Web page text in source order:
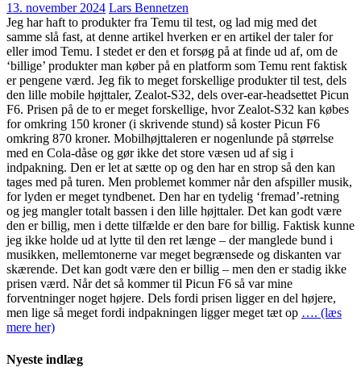
13. november 2024 Lars Bennetzen
Jeg har haft to produkter fra Temu til test, og lad mig med det
samme slå fast, at denne artikel hverken er en artikel der taler for
eller imod Temu. I stedet er den et forsøg på at finde ud af, om de
‘billige’ produkter man køber på en platform som Temu rent faktisk
er pengene værd. Jeg fik to meget forskellige produkter til test, dels
den lille mobile højttaler, Zealot-S32, dels over-ear-headsettet Picun
F6. Prisen på de to er meget forskellige, hvor Zealot-S32 kan købes
for omkring 150 kroner (i skrivende stund) så koster Picun F6
omkring 870 kroner. Mobilhøjttaleren er nogenlunde på størrelse
med en Cola-dåse og gør ikke det store væsen ud af sig i
indpakning. Den er let at sætte op og den har en strop så den kan
tages med på turen. Men problemet kommer når den afspiller musik,
for lyden er meget tyndbenet. Den har en tydelig ‘fremad’-retning
og jeg mangler totalt bassen i den lille højttaler. Det kan godt være
den er billig, men i dette tilfælde er den bare for billig. Faktisk kunne
jeg ikke holde ud at lytte til den ret længe – der manglede bund i
musikken, mellemtonerne var meget begrænsede og diskanten var
skærende. Det kan godt være den er billig – men den er stadig ikke
prisen værd. Når det så kommer til Picun F6 så var mine
forventninger noget højere. Dels fordi prisen ligger en del højere,
men lige så meget fordi indpakningen ligger meget tæt op …. (læs
mere her)
Nyeste indlæg